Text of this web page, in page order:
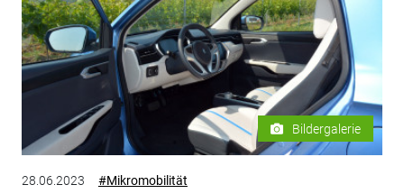
Bildergalerie
28.06.2023 #Mikromobilität